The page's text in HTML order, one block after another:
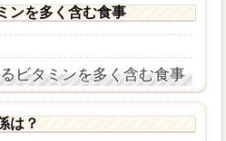
ンを多く含む食事
ビタミンを多く含む食事
は？